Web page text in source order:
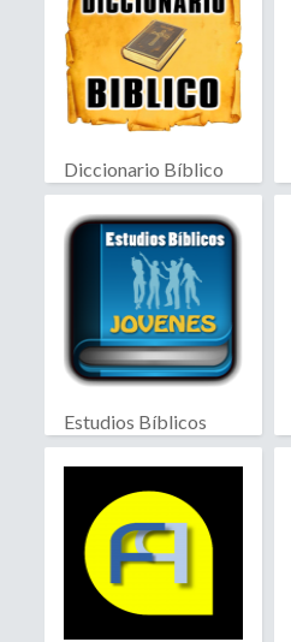
Diccionario Bíblico
Estudios Bíblicos
Jóvenes